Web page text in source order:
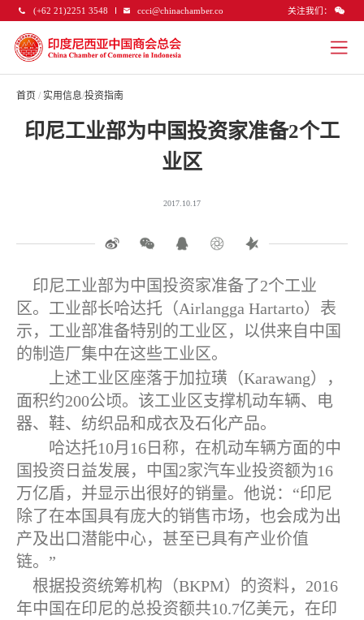
(+62 21)2251 3548 ccci@chinachamber.co 关注我们：
首页 / 实用信息/投资指南
印尼工业部为中国投资家准备2个工
业区
2017.10.17
印尼工业部为中国投资家准备了2个工业
区。工业部长哈达托（Airlangga Hartarto）表
示，工业部准备特别的工业区，以供来自中国
的制造厂集中在这些工业区。
上述工业区座落于加拉璜（Karawang），
面积约200公顷。该工业区支撑机动车辆、电
器、鞋、纺织品和成衣及石化产品。
哈达托10月 16日称，在机动车辆方面的中
国投资日益发展，中国 2家汽车业投资额为16
万亿盾，并显示出很好的销量。他说：“印尼
除了在本国具有庞大的销售市场，也会成为出
产及出口潜能中心，甚至已具有产业价值
链。”
根据投资统筹机构（BKPM）的资料， 2016
年中国在印尼的总投资额共10.7亿美元，在印